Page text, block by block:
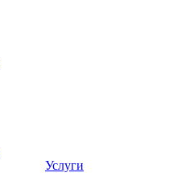
Услуги